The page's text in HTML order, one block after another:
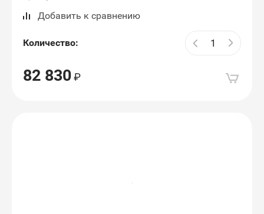
Добавить к сравнению
Количество:
82 830